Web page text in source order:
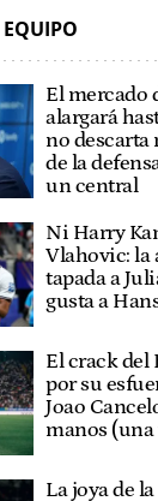
El mercado
alargará
no descarta
de la
un central
Ni Harry
Vlahovic: la
tapada a
gusta a
El crack del
por su
Joao
manos (una
La joya de